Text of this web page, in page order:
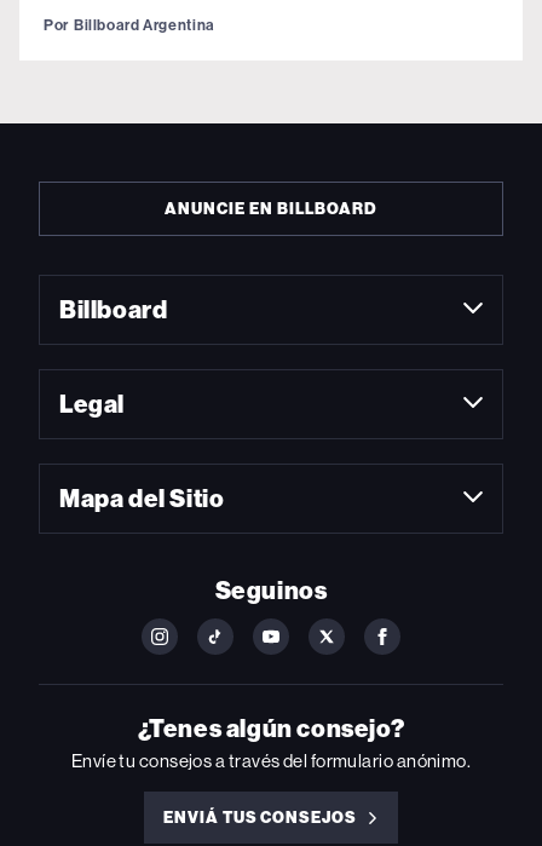
Por Billboard Argentina
ANUNCIE EN BILLBOARD
Billboard
Legal
Mapa del Sitio
Seguinos
FOLLOW
ON
INSTAGRAM
FOLLOW
ON
YOUTUBE
FOLLOW
ON
YOUTUBE
FOLLOW
ON
FOLLOW
ON
FACEBOOK
¿Tenes algún consejo?
Envíe tu consejos a través del formulario anónimo.
ENVIÁ TUS CONSEJOS
ENVIÁ